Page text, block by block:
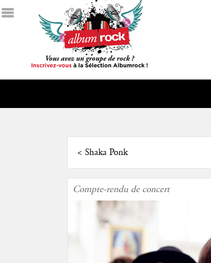
< Shaka Ponk
Compte-rendu de concert